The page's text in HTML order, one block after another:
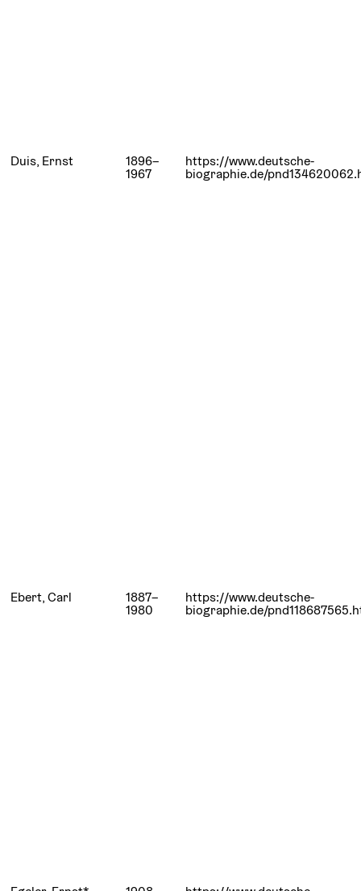
Duis, Ernst 1896–
1967
https://www.deutsche-
biographie.de/
Ebert, Carl 1887–
1980
https://www.deutsche-
biographie.de/